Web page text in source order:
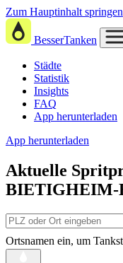
Zum Hauptinhalt springen
BesserTanken
Städte
Statistik
Insights
FAQ
App herunterladen
App herunterladen
Aktuelle
BIETIGHEIM-
Ortsnamen ein, um